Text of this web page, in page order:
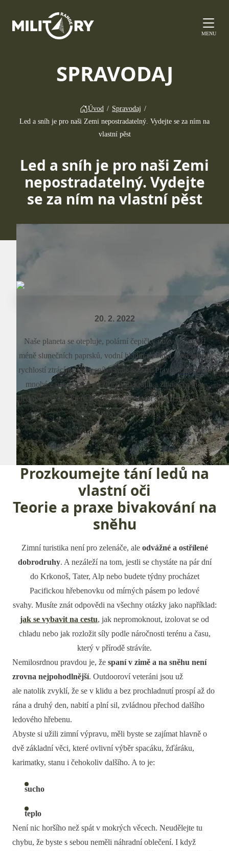
MENU
SPRAVODAJ
Úvod / Spravodaj /
Led a sníh je pro naši Zemi nepostradatelný. Vydejte se za ním na
vlastní pěst
Led a sníh je pro naši Zemi
nepostradatelný. Vydejte
se za ním na vlastní pěst
20. 2. 2022
Naše planeta se otepluje, polární čepičky ubývají, odráží
méně slunečních paprsků, vodní hladina stoupá a závratnou
rychlostí ztrácíme led a sníh všude kolem. Právě to inspiruje
mnohé z nás vyrazit do zmrzlých krajin a žít na chvíli v
ledovém světě, který je v bezprostředním ohrožení (a kvůli
tomu i životy nás všech).
Prozkoumejte tání ledů na
vlastní oči
Teorie a praxe bivakování na
sněhu
Zimní turistika není pro zelenáče, aleodvážné a ostřílené
dobrodruhy. A nezáleží na tom, jestli se chystáte na pár dní
do Krkonoš, Tater, Alp nebo budete týdny procházet
Pacifickou hřebenovku od mírných pásem po ledové
svahy. Musíte znát odpovědi na všechny otázky jako například:
jak se vybavit na cestu, jak nepromoknout, izolovat se od
chladu nebo jak rozložit síly podle náročnosti terénu a času,
který v přírodě strávíte.
Nemilosrdnou pravdou je, že spaní v zimě a na sněhu není
zrovna nejpohodlnější. Outdooroví veteráni jsou už
ale natolik zvyklí, že se v klidu a bez prochladnutí prospí až do
rána a druhý den, nabití a plní sil, zvládnou přechod dalšího
ledového hřebenu.
Abyste si užili zimní výpravu, měli byste se zajímat hlavně o
dvě základní věci, které ovlivní výběr spacáku, žďáráku,
karimatky, stanu i čehokoliv dalšího. A to je:
sucho
teplo
Není nic horšího než spát v mokrých věcech. Neudělejte tu
chybu, že byste s sebou neměli náhradní oblečení. I když